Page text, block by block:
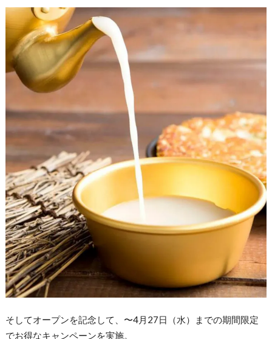
そしてオープンを記念して、〜4⽉27⽇（水）までの期間限定
でお得なキャンペーンを実施。